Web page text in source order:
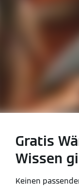
Gratis
Wissen
Keinen